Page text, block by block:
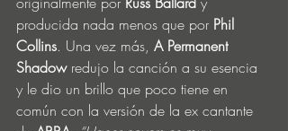
producida nada menos que por Phil
Collins. Una vez más, A Permanent
Shadow redujo la canción a su esencia
y le dio un brillo que poco tiene en
común con la versión de la ex cantante